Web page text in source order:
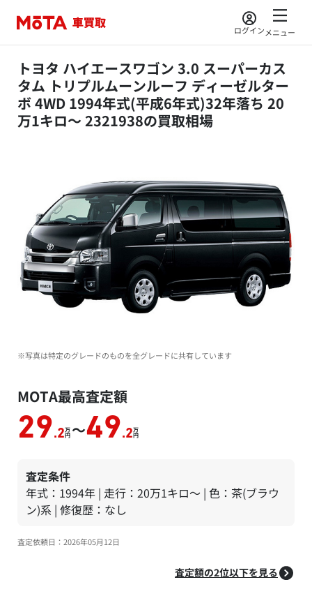
ログインメニュー
トヨタ ハイエースワゴン 3.0 スーパーカス
タム トリプルムーンルーフ ディーゼルター
ボ 4WD 1994年式(平成6年式)32年落ち 20
万1キロ～ 2321938の買取相場
※写真は特定のグレードのものを全グレードに共有しています
MOTA最高査定額
29.2万
円 ～49.2万
円
査定条件
年式：1994年 | 走行：20万1キロ～ | 色：茶(ブラウ
ン)系 | 修復歴：なし
査定依頼日：2026年05月12日
査定額の2位以下を見る